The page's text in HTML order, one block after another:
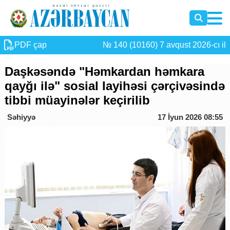
PDF çap № 140 (10160) 7 avqust 2026-cı il
Daşkəsəndə "Həmkardan həmkara
qayğı ilə" sosial layihəsi çərçivəsində
tibbi müayinələr keçirilib
Səhiyyə 17 İyun 2026 08:55